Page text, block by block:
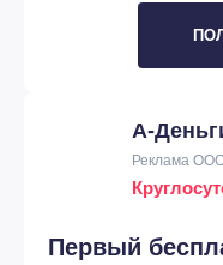
А-
Реклама
Первый